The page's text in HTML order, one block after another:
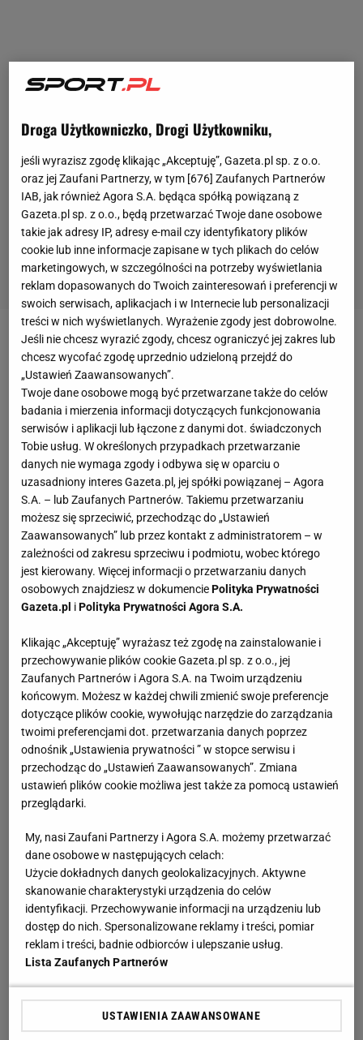
Harry Kanejest zawodnikiemBayernu Monachium
od sierpnia zeszłego roku. Do mistrzów Niemiec
trafił zTottenhamu Hotspurza 95 milionów euro.
Angielski napastnik szybko zaaklimatyzował się w
nowym klubie. 30-latek strzela jak na zawołanie. Od
początku tego sezonu wystąpił w 15meczach
Bundesligi, zdobywając 21 goli i pięć asyst. Tak
świetne statystyki Anglika w Bayernie Monachium
rozbudzają wyobraźnię. Do tego stopnia, że pojawia
się sporo pytań, czy Anglik pobije rekord
Lewandowskiego i strzeli więcej, niż 41 goli w
jednym sezonie Bundesligi.
Droga Użytkowniczko, Drogi Użytkowniku,
jeśli wyrazisz zgodę klikając „Akceptuję”, Gazeta.pl sp. z o.o.
oraz jej Zaufani Partnerzy, w tym [676] Zaufanych Partnerów
IAB, jak również Agora S.A. będąca spółką powiązaną z
Gazeta.pl sp. z o.o., będą przetwarzać Twoje dane osobowe
takie jak adresy IP, adresy e-mail czy identyfikatory plików
cookie lub inne informacje zapisane w tych plikach do celów
marketingowych, w szczególności na potrzeby wyświetlania
reklam dopasowanych do Twoich zainteresowań i preferencji w
swoich serwisach, aplikacjach i w Internecie lub personalizacji
treści w nich wyświetlanych. Wyrażenie zgody jest dobrowolne.
Jeśli nie chcesz wyrazić zgody, chcesz ograniczyć jej zakres lub
chcesz wycofać zgodę uprzednio udzieloną przejdź do
„Ustawień Zaawansowanych”.
Twoje dane osobowe mogą być przetwarzane także do celów
badania i mierzenia informacji dotyczących funkcjonowania
serwisów i aplikacji lub łączone z danymi dot. świadczonych
Tobie usług. W określonych przypadkach przetwarzanie
danych nie wymaga zgody i odbywa się w oparciu o
uzasadniony interes Gazeta.pl, jej spółki powiązanej – Agora
S.A. – lub Zaufanych Partnerów. Takiemu przetwarzaniu
możesz się sprzeciwić, przechodząc do „Ustawień
Zaawansowanych” lub przez kontakt z administratorem – w
zależności od zakresu sprzeciwu i podmiotu, wobec którego
jest kierowany. Więcej informacji o przetwarzaniu danych
osobowych znajdziesz w dokumenciePolityka Prywatności
Gazeta.pl iPolityka Prywatności Agora S.A.
Klikając „Akceptuję” wyrażasz też zgodę na zainstalowanie i
przechowywanie plików cookie Gazeta.pl sp. z o.o., jej
Zaufanych Partnerów i Agora S.A. na Twoim urządzeniu
końcowym. Możesz w każdej chwili zmienić swoje preferencje
dotyczące plików cookie, wywołując narzędzie do zarządzania
twoimi preferencjami dot. przetwarzania danych poprzez
odnośnik „Ustawienia prywatności ” w stopce serwisu i
przechodząc do „Ustawień Zaawansowanych”. Zmiana
ustawień plików cookie możliwa jest także za pomocą ustawień
przeglądarki.
My, nasi Zaufani Partnerzy i Agora S.A. możemy przetwarzać
dane osobowe w następujących celach:
Użycie dokładnych danych geolokalizacyjnych. Aktywne
skanowanie charakterystyki urządzenia do celów
identyfikacji. Przechowywanie informacji na urządzeniu lub
dostęp do nich. Spersonalizowane reklamy i treści, pomiar
reklam i treści, badnie odbiorców i ulepszanie usług.
Lista Zaufanych Partnerów
USTAWIENIA ZAAWANSOWANE